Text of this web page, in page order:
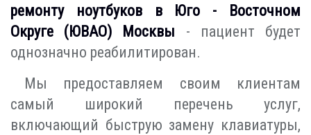
ремонту ноутбуков в Юго - Восточном
Округе (ЮВАО) Москвы - пациент будет
однозначно реабилитирован.
Мы предоставляем своим клиентам
самый широкий перечень услуг,
включающий быструю замену клавиатуры,